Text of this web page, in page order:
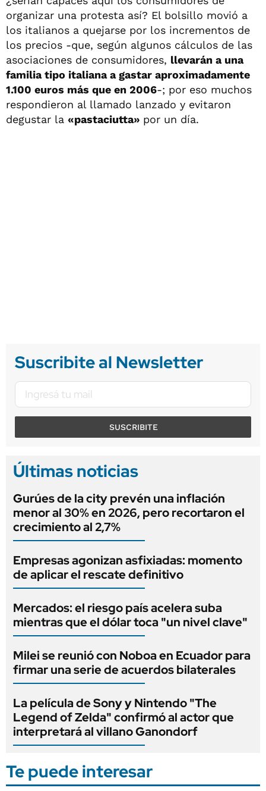
organizar una protesta así? El bolsillo movió a
los italianos a quejarse por los incrementos de
los precios -que, según algunos cálculos de las
asociaciones de consumidores, llevarán a una
familia tipo italiana a gastar aproximadamente
1.100 euros más que en 2006-; por eso muchos
respondieron al llamado lanzado y evitaron
degustar la «pastaciutta» por un día.
Suscribite al Newsletter
SUSCRIBITE
Últimas noticias
Gurúes de la city prevén una inflación
menor al 30% en 2026, pero recortaron el
crecimiento al 2,7%
Empresas agonizan asfixiadas: momento
de aplicar el rescate definitivo
Mercados: el riesgo país acelera suba
mientras que el dólar toca "un nivel clave"
Milei se reunió con Noboa en Ecuador para
firmar una serie de acuerdos bilaterales
La película de Sony y Nintendo "The
Legend of Zelda" confirmó al actor que
interpretará al villano Ganondorf
Te puede interesar